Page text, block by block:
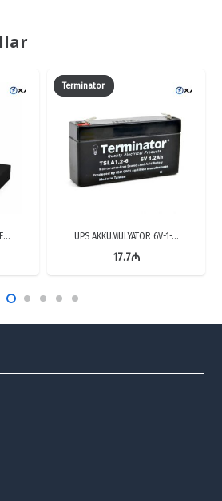
Terminator
UPS AKKUMULYATOR 6V-1-…
17.7₼